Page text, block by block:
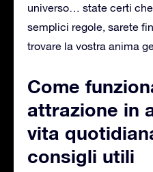
universo… state certi
semplici regole, sarete
trovare la vostra anima
Come
attrazione in
vita
consigli utili